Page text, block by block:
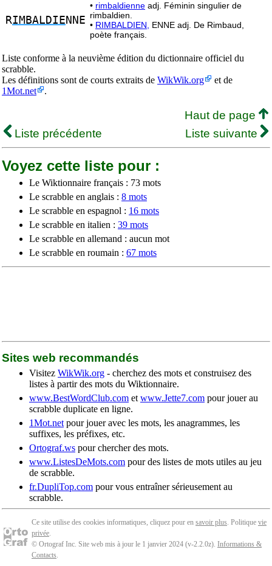
RIMBALDIE NNE
• rimbaldienne adj. Féminin singulier de
rimbaldien.
• RIMBALDIEN,
ENNE adj. De Rimbaud,
poète français.
Liste conforme à la neuvième édition du dictionnaire officiel du
scrabble.
Les définitions sont de courts extraits de WikWik.org
et de
1Mot.net
.
Haut de page
Liste précédente
Liste suivante
Voyez cette liste pour :
Le Wiktionnaire français : 73 mots
Le scrabble en anglais : 8 mots
Le scrabble en espagnol : 16 mots
Le scrabble en italien : 39 mots
Le scrabble en allemand : aucun mot
Le scrabble en roumain : 67 mots
Sites web recommandés
Visitez WikWik.org - cherchez des mots et construisez des
listes à partir des mots du Wiktionnaire.
www.BestWordClub.com et www.Jette7.com pour jouer au
scrabble duplicate en ligne.
1Mot.net pour jouer avec les mots, les anagrammes, les
suffixes, les préfixes, etc.
Ortograf.ws pour chercher des mots.
www.ListesDeMots.com pour des listes de mots utiles au jeu
de scrabble.
fr.DupliTop.com pour vous entraîner sérieusement au
scrabble.
Ce site utilise des cookies informatiques, cliquez pour en savoir plus. Politique vie
privée.
© Ortograf Inc. Site web mis à jour le 1 janvier 2024 (v-2.2.0z). Informations &
Contacts.